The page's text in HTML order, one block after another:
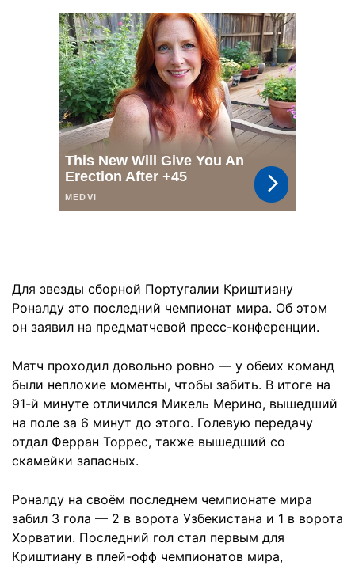
Для звезды сборной Португалии Криштиану
Роналду это последний чемпионат мира. Об этом
он заявил на предматчевой пресс-конференции.
Матч проходил довольно ровно — у обеих команд
были неплохие моменты, чтобы забить. В итоге на
91-й минуте отличился Микель Мерино, вышедший
на поле за 6 минут до этого. Голевую передачу
отдал Ферран Торрес, также вышедший со
скамейки запасных.
Роналду на своём последнем чемпионате мира
забил 3 гола — 2 в ворота Узбекистана и 1 в ворота
Хорватии. Последний гол стал первым для
Криштиану в плей-офф чемпионатов мира,